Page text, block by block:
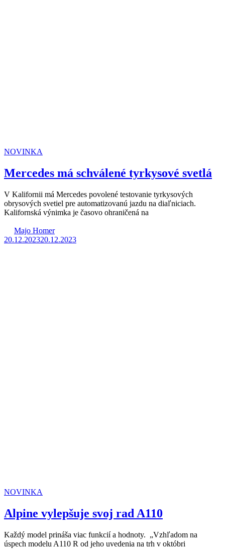
NOVINKA
Mercedes má schválené tyrkysové svetlá
V Kalifornii má Mercedes povolené testovanie tyrkysových
obrysových svetiel pre automatizovanú jazdu na diaľniciach.
Kalifornská výnimka je časovo ohraničená na
Majo Homer
20.12.202320.12.2023
NOVINKA
Alpine vylepšuje svoj rad A110
Každý model prináša viac funkcií a hodnoty. „Vzhľadom na
úspech modelu A110 R od jeho uvedenia na trh v októbri